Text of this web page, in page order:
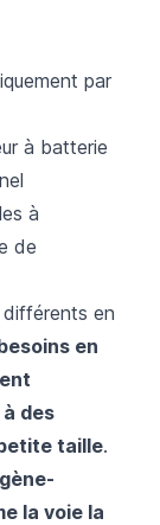
par
à batterie
à
de
en
en
des
taille.
la voie la